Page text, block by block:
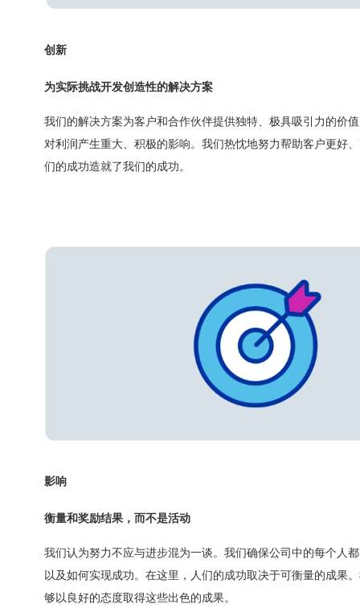
创新
为实际挑战开发创造性的解决方案
我们的解决方案为客户和合作伙伴提供独特、极具吸引力的价
对利润产生重大、积极的影响。我们热忱地努力帮助客户更好
们的成功造就了我们的成功。
影响
衡量和奖励结果，而不是活动
我们认为努力不应与进步混为一谈。我们确保公司中的每个人
以及如何实现成功。在这里，人们的成功取决于可衡量的成果
够以良好的态度取得这些出色的成果。